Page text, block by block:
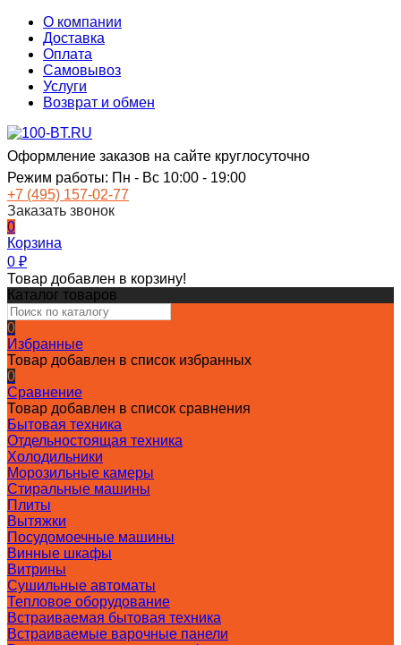
О компании
Доставка
Оплата
Самовывоз
Услуги
Возврат и обмен
Оформление заказов на сайте круглосуточно
Режим работы: Пн - Вс 10:00 - 19:00
+7 (495) 157-02-77
Заказать звонок
0
Корзина
0 ₽
Товар добавлен в корзину!
Каталог товаров
0
Избранные
Товар добавлен в список избранных
0
Сравнение
Товар добавлен в список сравнения
Бытовая техника
Отдельностоящая техника
Холодильники
Морозильные камеры
Стиральные машины
Плиты
Вытяжки
Посудомоечные машины
Винные шкафы
Витрины
Сушильные автоматы
Тепловое оборудование
Встраиваемая бытовая техника
Встраиваемые варочные панели